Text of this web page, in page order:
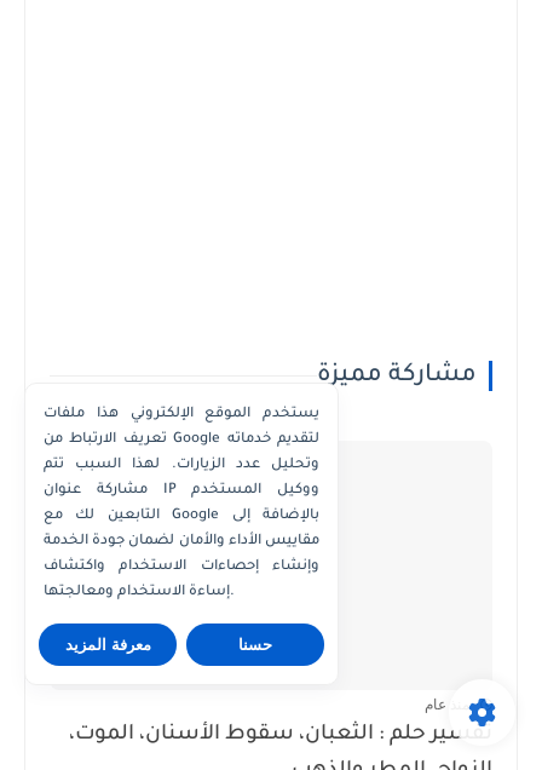
مشاركة مميزة
منذ عام
تفسير حلم : الثعبان، سقوط الأسنان، الموت،
يستخدم الموقع الإلكتروني هذا ملفات
تعريف الارتباط من Google لتقديم خدماته
وتحليل عدد الزيارات. لهذا السبب تتم
مشاركة عنوان IP ووكيل المستخدم
التابعين لك مع Google بالإضافة إلى
مقاييس الأداء والأمان لضمان جودة الخدمة
وإنشاء إحصاءات الاستخدام واكتشاف
إساءة الاستخدام ومعالجتها.
معرفة المزيد حسنا